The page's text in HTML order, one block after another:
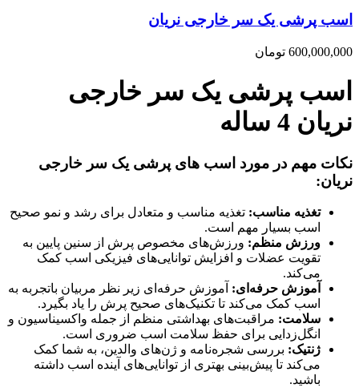
اسب پرشی یک سر خارجی نریان
600,000,000 تومان
اسب پرشی یک سر خارجی
نریان 4 ساله
نکات مهم در مورد اسب های پرشی یک سر خارجی
نریان:
تغذیه مناسب: تغذیه مناسب و متعادل برای رشد و نمو صحیح
اسب بسیار مهم است.
ورزش منظم: ورزش‌های مخصوص پرش از سنین پایین به
تقویت عضلات و افزایش توانایی‌های فیزیکی اسب کمک
می‌کند.
آموزش حرفه‌ای: آموزش حرفه‌ای زیر نظر مربیان باتجربه به
اسب کمک می‌کند تا تکنیک‌های صحیح پرش را یاد بگیرد.
سلامت: مراقبت‌های بهداشتی منظم از جمله واکسیناسیون و
انگل‌زدایی برای حفظ سلامت اسب ضروری است.
ژنتیک: بررسی شجره‌نامه و ژن‌های والدین، به شما کمک
می‌کند تا پیش‌بینی بهتری از توانایی‌های آینده اسب داشته
باشید.